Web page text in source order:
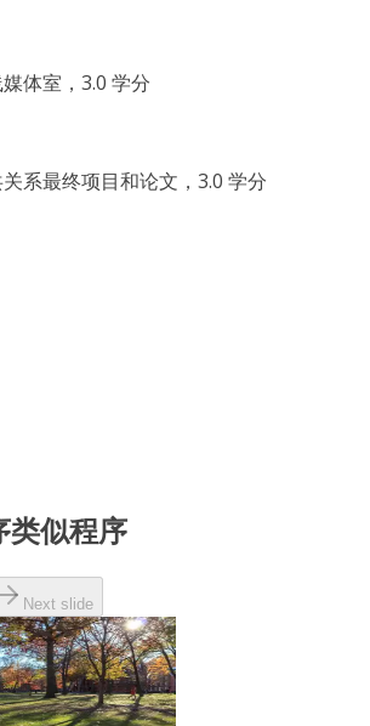
体室，3.0 学分
系最终项目和论文，3.0 学分
类似程序
Next slide